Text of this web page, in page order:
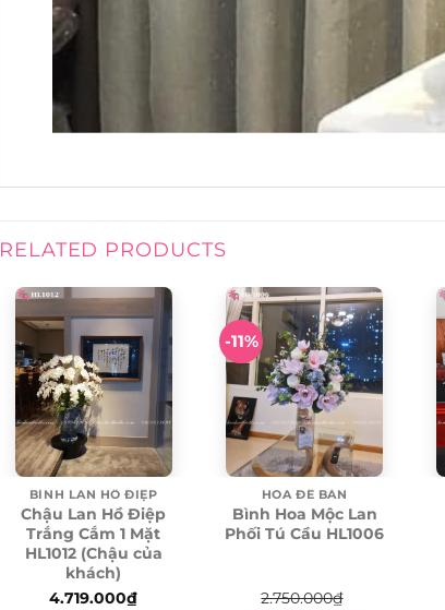
RELATED PRODUCTS
BÌNH LAN HỒ ĐIỆP
Chậu Lan Hồ Điệp
Trắng Cắm 1 Mặt
HL1012 (Chậu của
khách)
4.719.000₫
-11%
HOA ĐỂ BÀN
Bình Hoa Mộc Lan
Phối Tú Cầu HL1006
2.750.000₫